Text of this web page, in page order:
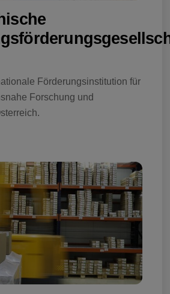
Förderungsinstitution für
Forschung und